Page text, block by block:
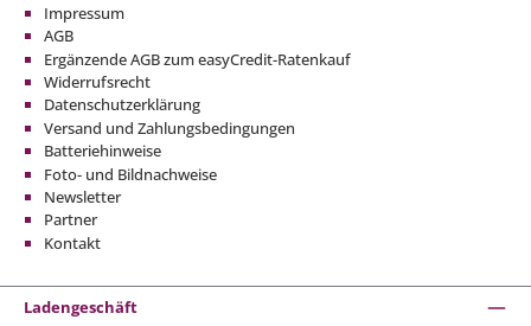
Impressum
AGB
Ergänzende AGB zum easyCredit-Ratenkauf
Widerrufsrecht
Datenschutzerklärung
Versand und Zahlungsbedingungen
Batteriehinweise
Foto- und Bildnachweise
Newsletter
Partner
Kontakt
Ladengeschäft